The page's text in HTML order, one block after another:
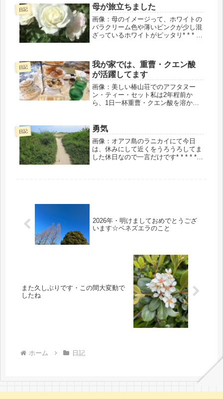
練習していました。ものすごく下手く
そになっていました。仕方ないです。
と...
日記 母が旅立ちました
画像：母のイメージって、ホワイトの
バラクリーム色や薄いピンクが少し混
ざっているホワイトがピッタリ* * * * *
立から落っこちましたwずっと後回し
に...
日記
我が家では、重曹・クエン酸
が活躍してます
画像：美しい椿山荘でのアフタヌー
ン・ティー・セット私は2年程前か
ら、1日一杯重曹・クエン酸を溶かし
す。重曹・クエン酸の効果はいろいろ
あるようですが、基本は、酸性に傾い
た身体を...
日記 勇気
画像：オアフ島のラニカイにて今日
は、休みにして近くをうろうろしてま
した休日なので一言だけです* * * * * *
2026年・明けましておめでとうござ
います☆ベネズエラのこと
また久しぶりです・この間大変動で
したね
ホーム 日記